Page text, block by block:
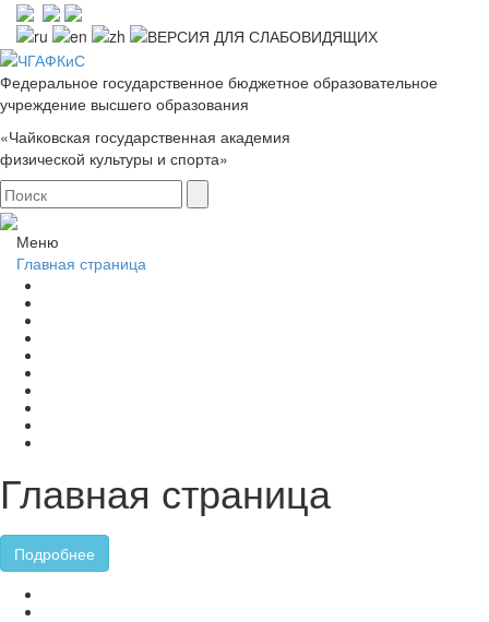
Федеральное государственное бюджетное образовательное
учреждение высшего образования
«Чайковская государственная академия
физической культуры и спорта»
Меню
Главная страница
Главная страница
Подробнее